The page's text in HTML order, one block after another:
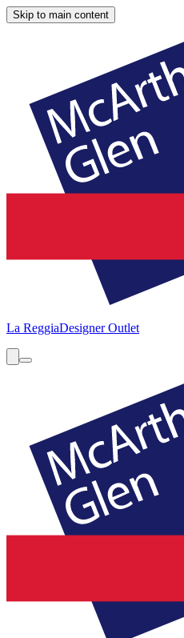
Skip to main content
La ReggiaDesigner Outlet